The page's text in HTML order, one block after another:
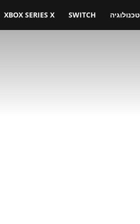
XBOX SERIES X SWITCH טכנולוגיה